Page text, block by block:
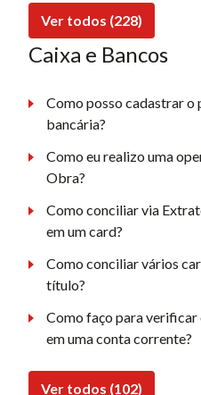
Ver todos (228)
Caixa e Bancos
Como posso cadastrar o
bancária?
Como eu realizo uma
Obra?
Como conciliar via
em um card?
Como conciliar vários
título?
Como faço para
em uma conta corrente?
Ver todos (102)